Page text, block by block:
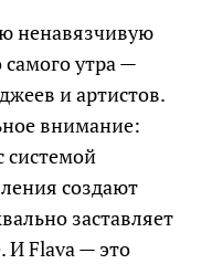
ненавязчивую
утра —
и артистов.
внимание:
системой
создают
заставляет
И Flava — это